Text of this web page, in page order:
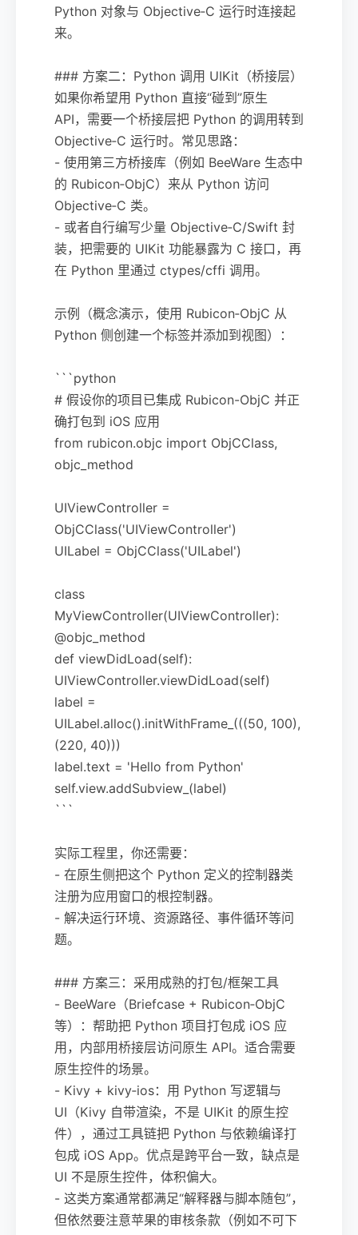
Python 对象与 Objective‑C 运行时连接起
来。
### 方案二：Python 调用 UIKit（桥接层）
如果你希望用 Python 直接“碰到”原生
API，需要一个桥接层把 Python 的调用转到
Objective‑C 运行时。常见思路：
- 使用第三方桥接库（例如 BeeWare 生态中
的 Rubicon‑ObjC）来从 Python 访问
Objective‑C 类。
- 或者自行编写少量 Objective‑C/Swift 封
装，把需要的 UIKit 功能暴露为 C 接口，再
在 Python 里通过 ctypes/cffi 调用。
示例（概念演示，使用 Rubicon‑ObjC 从
Python 侧创建一个标签并添加到视图）：
```python
# 假设你的项目已集成 Rubicon-ObjC 并正
确打包到 iOS 应用
from rubicon.objc import ObjCClass,
objc_method
UIViewController =
ObjCClass('UIViewController')
UILabel = ObjCClass('UILabel')
class
MyViewController(UIViewController):
@objc_method
def viewDidLoad(self):
UIViewController.viewDidLoad(self)
label =
UILabel.alloc().initWithFrame_(((50, 100),
(220, 40)))
label.text = 'Hello from Python'
self.view.addSubview_(label)
```
实际工程里，你还需要：
- 在原生侧把这个 Python 定义的控制器类
注册为应用窗口的根控制器。
- 解决运行环境、资源路径、事件循环等问
题。
### 方案三：采用成熟的打包/框架工具
- BeeWare（Briefcase + Rubicon‑ObjC
等）：帮助把 Python 项目打包成 iOS 应
用，内部用桥接层访问原生 API。适合需要
原生控件的场景。
- Kivy + kivy‑ios：用 Python 写逻辑与
UI（Kivy 自带渲染，不是 UIKit 的原生控
件），通过工具链把 Python 与依赖编译打
包成 iOS App。优点是跨平台一致，缺点是
UI 不是原生控件，体积偏大。
- 这类方案通常都满足“解释器与脚本随包”，
但依然要注意苹果的审核条款（例如不可下